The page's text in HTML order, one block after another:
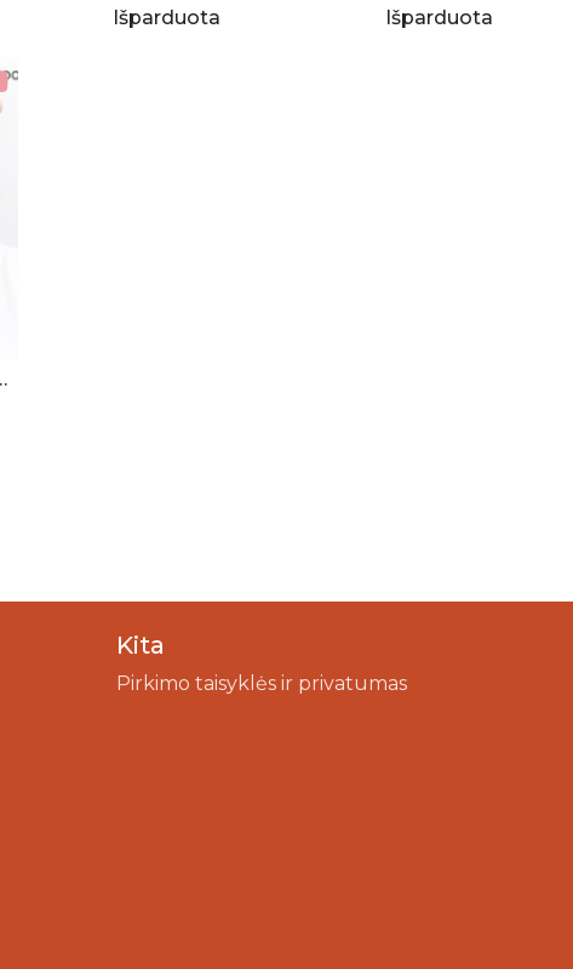
Išparduota
Išparduota
skutimui
Kita
Pirkimo taisyklės ir privatumas